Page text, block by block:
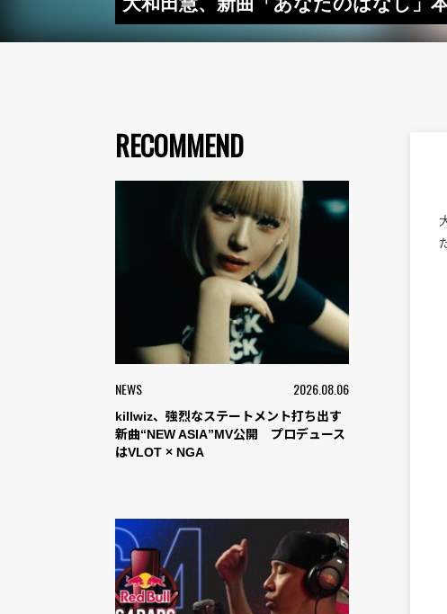
RECOMMEND
NEWS 2026.08.06
killwiz、強烈なステートメント打ち出す
新曲“NEW ASIA”MV公開 プロデュース
はVLOT × NGA